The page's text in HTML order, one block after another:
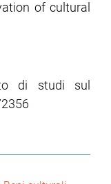
of cultural
di studi sul